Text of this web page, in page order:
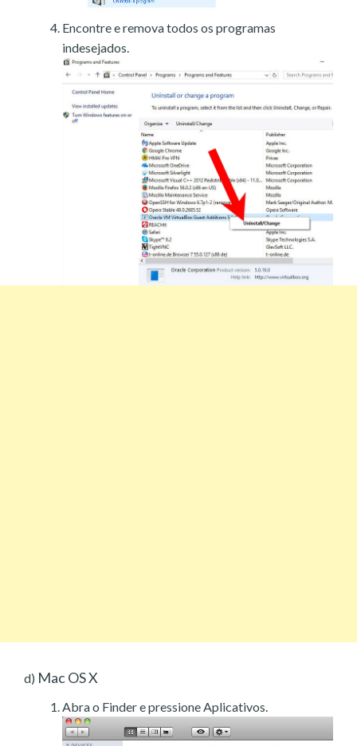
Encontre e remova todos os programas
indesejados.
d) Mac OS X
Abra o Finder e pressione Aplicativos.